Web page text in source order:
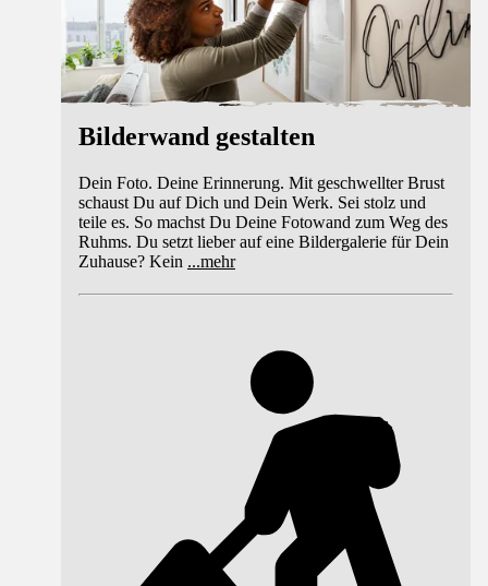
Bilderwand gestalten
Dein Foto. Deine Erinnerung. Mit geschwellter Brust
schaust Du auf Dich und Dein Werk. Sei stolz und
teile es. So machst Du Deine Fotowand zum Weg des
Ruhms. Du setzt lieber auf eine Bildergalerie für Dein
Zuhause? Kein ...mehr